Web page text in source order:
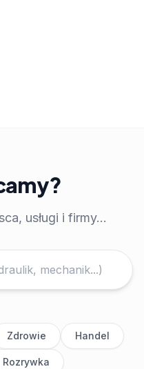
usługi i firmy...
Zdrowie Handel
Rozrywka